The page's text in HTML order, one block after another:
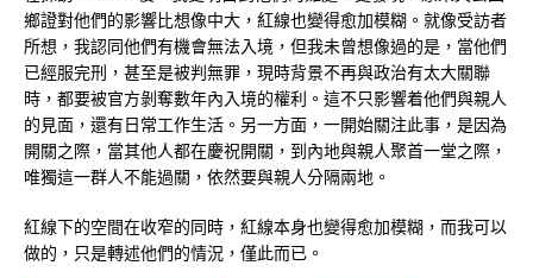
鄉證對他們的影響比想像中大，紅線也變得愈加模糊。就像受訪者
所想，我認同他們有機會無法入境，但我未曾想像過的是，當他們
已經服完刑，甚至是被判無罪，現時背景不再與政治有太大關聯
時，都要被官方剝奪數年內入境的權利。這不只影響着他們與親人
的見面，還有日常工作生活。另一方面，一開始關注此事，是因為
開關之際，當其他人都在慶祝開關，到內地與親人聚首一堂之際，
唯獨這一群人不能過關，依然要與親人分隔兩地。
紅線下的空間在收窄的同時，紅線本身也變得愈加模糊，而我可以
做的，只是轉述他們的情況，僅此而已。